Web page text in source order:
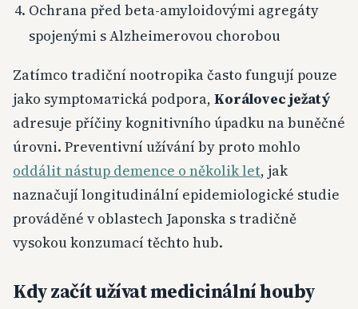
Ochrana před beta-amyloidovými agregáty
spojenými s Alzheimerovou chorobou
Zatímco tradiční nootropika často fungují pouze
jako symptоматická podpora, Korálovec ježatý
adresuje příčiny kognitivního úpadku na buněčné
úrovni. Preventivní užívání by proto mohlo
oddálit nástup demence o několik let, jak
naznačují longitudinální epidemiologické studie
prováděné v oblastech Japonska s tradičně
vysokou konzumací těchto hub.
Kdy začít užívat medicinální houby